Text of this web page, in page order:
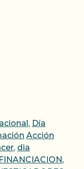
, Día
Etiquetas
Acción
, dia
FINANCIACION,